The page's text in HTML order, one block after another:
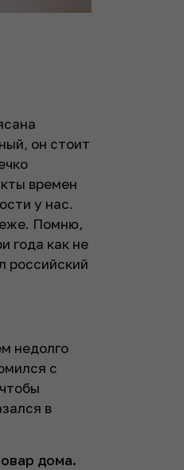
он стоит
времен
у нас.
Помню,
года как не
российский
недолго
с
в
дома.